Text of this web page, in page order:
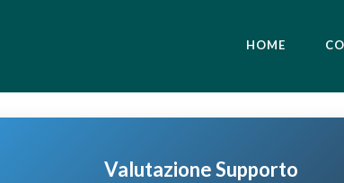
HOME
Valutazione Supporto